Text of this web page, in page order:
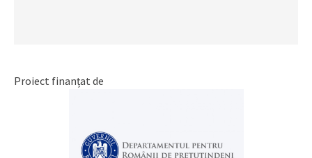
Proiect finanțat de